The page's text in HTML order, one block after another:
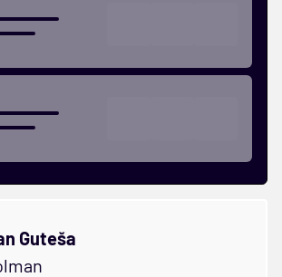
Guteša